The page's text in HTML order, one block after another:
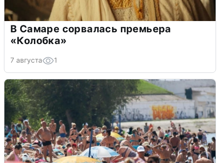
В Самаре сорвалась премьера
«Колобка»
7 августа 1